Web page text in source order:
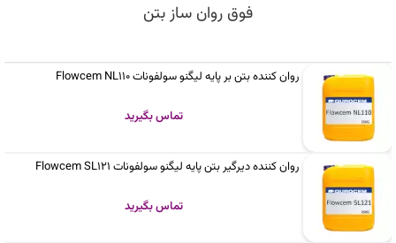
فوق روان ساز بتن
روان کننده بتن بر پایه لیگنو سولفونات Flowcem NL110
تماس بگیرید
روان کننده دیرگیر بتن پایه لیگنو سولفونات Flowcem SL121
تماس بگیرید